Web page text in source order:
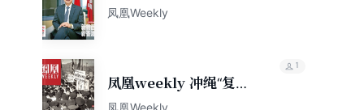
新香港（2022年第16
凤凰Weekly
凤凰weekly 冲绳“复
归”日本50周年（2022
凤凰Weekly
1